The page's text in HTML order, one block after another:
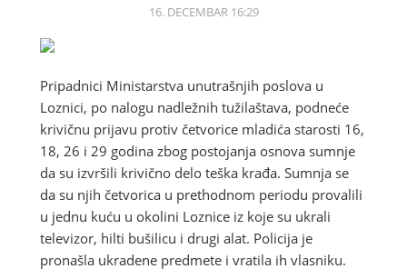
16. DECEMBAR 16:29
Pripadnici Ministarstva unutrašnjih poslova u
Loznici, po nalogu nadležnih tužilaštava, podneće
krivičnu prijavu protiv četvorice mladića starosti 16,
18, 26 i 29 godina zbog postojanja osnova sumnje
da su izvršili krivično delo teška krađa. Sumnja se
da su njih četvorica u prethodnom periodu provalili
u jednu kuću u okolini Loznice iz koje su ukrali
televizor, hilti bušilicu i drugi alat. Policija je
pronašla ukradene predmete i vratila ih vlasniku.